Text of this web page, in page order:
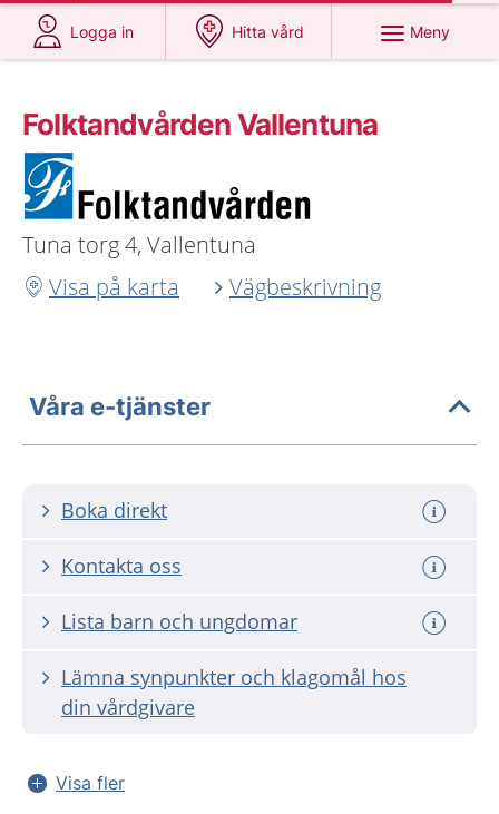
Logga in
på 1177.se
Hitta vård
på 1177.se
Meny
Folktandvården Vallentuna
Tuna torg 4, Vallentuna
Visa på karta
Vägbeskrivning
Våra e-tjänster
Boka direkt
Kontakta oss
Lista barn och ungdomar
Lämna synpunkter och klagomål hos
din vårdgivare
Visa fler